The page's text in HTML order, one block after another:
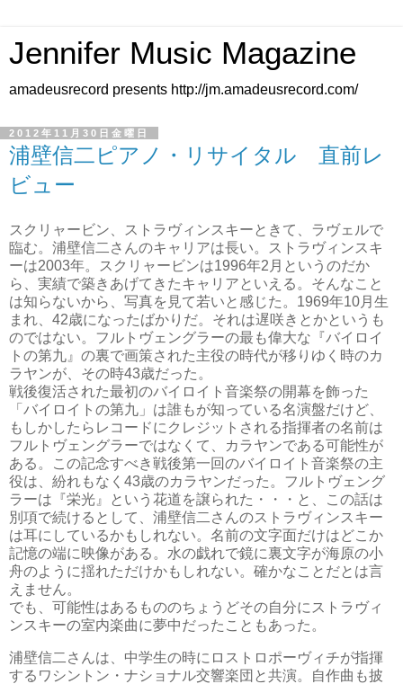
Jennifer Music Magazine
amadeusrecord presents http://jm.amadeusrecord.com/
2012年11月30日金曜日
浦壁信二ピアノ・リサイタル 直前レ
ビュー
スクリャービン、ストラヴィンスキーときて、ラヴェルで
臨む。浦壁信二さんのキャリアは長い。ストラヴィンスキ
ーは2003年。スクリャービンは1996年2月というのだか
ら、実績で築きあげてきたキャリアといえる。そんなこと
は知らないから、写真を見て若いと感じた。1969年10月生
まれ、42歳になったばかりだ。それは遅咲きとかというも
のではない。フルトヴェングラーの最も偉大な『バイロイ
トの第九』の裏で画策された主役の時代が移りゆく時のカ
ラヤンが、その時43歳だった。
戦後復活された最初のバイロイト音楽祭の開幕を飾った
「バイロイトの第九」は誰もが知っている名演盤だけど、
もしかしたらレコードにクレジットされる指揮者の名前は
フルトヴェングラーではなくて、カラヤンである可能性が
ある。この記念すべき戦後第一回のバイロイト音楽祭の主
役は、紛れもなく43歳のカラヤンだった。フルトヴェング
ラーは『栄光』という花道を譲られた・・・と、この話は
別項で続けるとして、浦壁信二さんのストラヴィンスキー
は耳にしているかもしれない。名前の文字面だけはどこか
記憶の端に映像がある。水の戯れで鏡に裏文字が海原の小
舟のように揺れただけかもしれない。確かなことだとは言
えません。
でも、可能性はあるもののちょうどその自分にストラヴィ
ンスキーの室内楽曲に夢中だったこともあった。
浦壁信二さんは、中学生の時にロストロポーヴィチが指揮
するワシントン・ナショナル交響楽団と共演。自作曲も披